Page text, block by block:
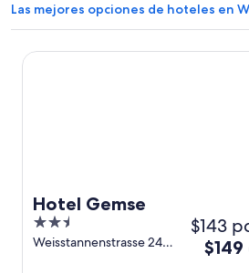
Las mejores opciones de hoteles en
Hotel Gemse
2.5
out
Weisstannenstrasse 240
$143
El
Hotel Gemse